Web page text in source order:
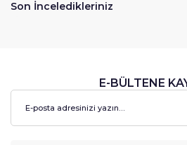
Son İnceledikleriniz
E-BÜLTENE